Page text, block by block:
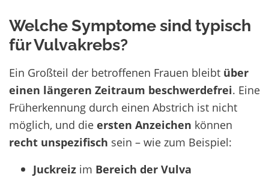
Welche Symptome sind typisch
für Vulvakrebs?
Ein Großteil der betroffenen Frauen bleibt über
einen längeren Zeitraum beschwerdefrei. Eine
Früherkennung durch einen Abstrich ist nicht
möglich, und die ersten Anzeichen können
recht unspezifisch sein – wie zum Beispiel:
Juckreiz im Bereich der Vulva